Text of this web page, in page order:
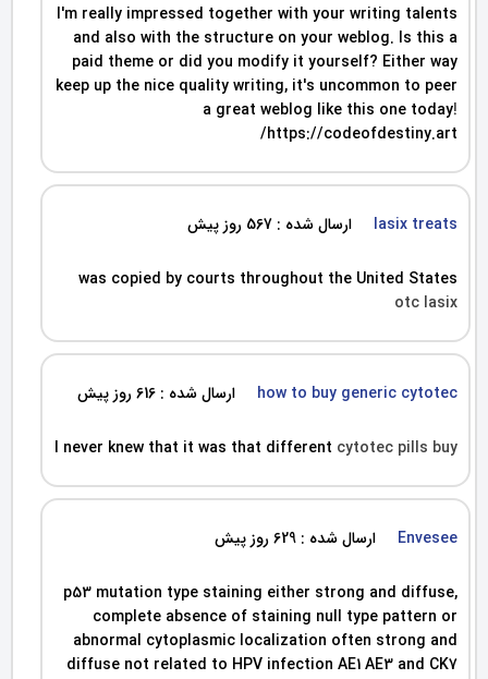
I'm really impressed together with your writing talents
and also with the structure on your weblog. Is this a
paid theme or did you modify it yourself? Either way
keep up the nice quality writing, it's uncommon to peer
a great weblog like this one today!
https://codeofdestiny.art/
lasix treats ارسال شده : 567 روز پیش
was copied by courts throughout the United States
otc lasix
how to buy generic cytotec ارسال شده : 616 روز پیش
I never knew that it was that different cytotec pills buy
Envesee ارسال شده : 629 روز پیش
p53 mutation type staining either strong and diffuse,
complete absence of staining null type pattern or
abnormal cytoplasmic localization often strong and
diffuse not related to HPV infection AE1 AE3 and CK7